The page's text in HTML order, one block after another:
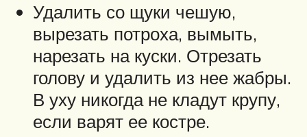
Удалить со щуки чешую,
вырезать потроха, вымыть,
нарезать на куски. Отрезать
голову и удалить из нее жабры.
В уху никогда не кладут крупу,
если варят ее костре.